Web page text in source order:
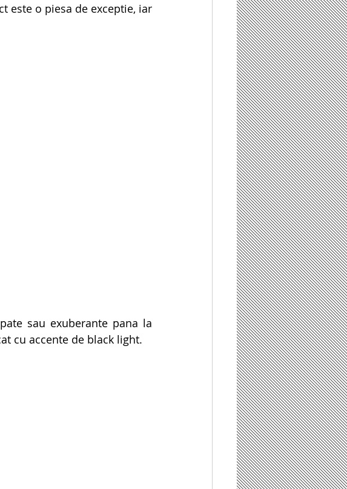
este o piesa de exceptie, iar
sau exuberante pana la
cu accente de black light.